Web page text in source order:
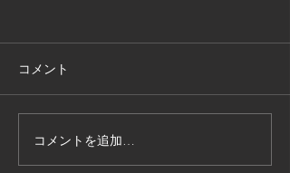
技能実習生１２名入国-フ
ィリピン、ベトナム
コメント
コメントを追加…